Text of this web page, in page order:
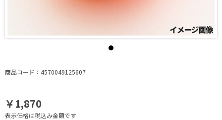
商品コード：4570049125607
￥1,870
表示価格は税込み金額です